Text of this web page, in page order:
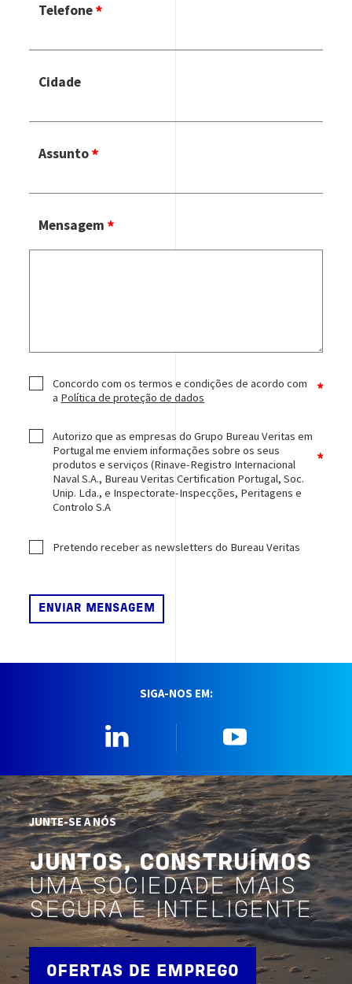
Telefone
Cidade
Assunto
Mensagem
Concordo com os termos e condições de acordo com
a Política de proteção de dados
Autorizo que as empresas do Grupo Bureau Veritas em
Portugal me enviem informações sobre os seus
produtos e serviços (Rinave-Registro Internacional
Naval S.A., Bureau Veritas Certification Portugal, Soc.
Unip. Lda., e Inspectorate-Inspecções, Peritagens e
Controlo S.A
Pretendo receber as newsletters do Bureau Veritas
SIGA-NOS EM:
JUNTE-SE A NÓS
JUNTOS, CONSTRUÍMOS
UMA SOCIEDADE MAIS
SEGURA E INTELIGENTE
OFERTAS DE EMPREGO